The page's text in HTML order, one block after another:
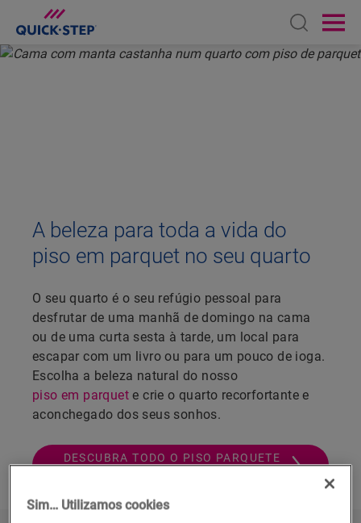
Open
A beleza para toda a vida do
piso em parquet no seu quarto
O seu quarto é o seu refúgio pessoal para
desfrutar de uma manhã de domingo na cama
ou de uma curta sesta à tarde, um local para
escapar com um livro ou para um pouco de ioga.
Escolha a beleza natural do nosso
piso em parquet e crie o quarto recorfortante e
aconchegado dos seus sonhos.
DESCUBRA TODO O PISO PARQUETE
Sim… Utilizamos cookies